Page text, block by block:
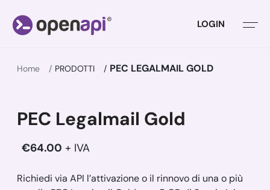
LOGIN
Home PRODOTTI PEC LEGALMAIL GOLD
PEC Legalmail Gold
€64.00 + IVA
Richiedi via API l’attivazione o il rinnovo di una o più